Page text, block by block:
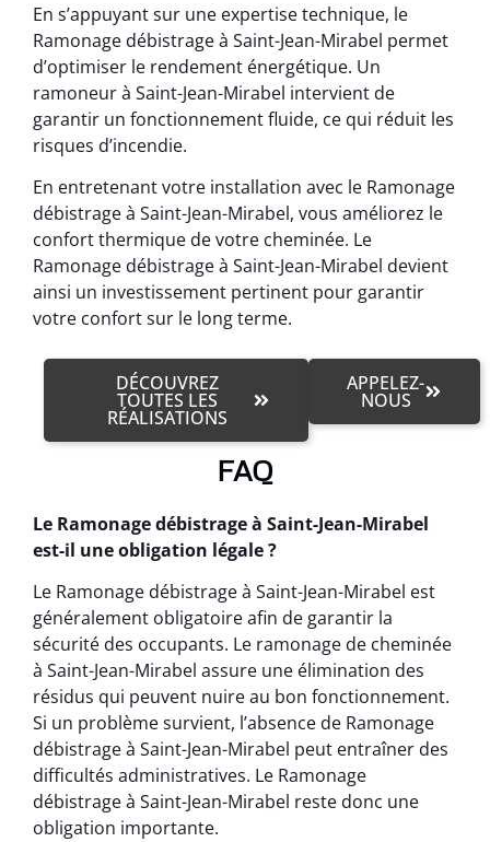
En s’appuyant sur une expertise technique, le
Ramonage débistrage à Saint-Jean-Mirabel permet
d’optimiser le rendement énergétique. Un
ramoneur à Saint-Jean-Mirabel intervient de
garantir un fonctionnement fluide, ce qui réduit les
risques d’incendie.
En entretenant votre installation avec le Ramonage
débistrage à Saint-Jean-Mirabel, vous améliorez le
confort thermique de votre cheminée. Le
Ramonage débistrage à Saint-Jean-Mirabel devient
ainsi un investissement pertinent pour garantir
votre confort sur le long terme.
DÉCOUVREZ
TOUTES LES
RÉALISATIONS
APPELEZ-
NOUS
FAQ
Le Ramonage débistrage à Saint-Jean-Mirabel
est-il une obligation légale ?
Le Ramonage débistrage à Saint-Jean-Mirabel est
généralement obligatoire afin de garantir la
sécurité des occupants. Le ramonage de cheminée
à Saint-Jean-Mirabel assure une élimination des
résidus qui peuvent nuire au bon fonctionnement.
Si un problème survient, l’absence de Ramonage
débistrage à Saint-Jean-Mirabel peut entraîner des
difficultés administratives. Le Ramonage
débistrage à Saint-Jean-Mirabel reste donc une
obligation importante.